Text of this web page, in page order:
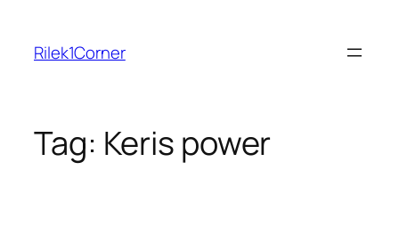
content
Rilek1Corner
Tag: Keris power